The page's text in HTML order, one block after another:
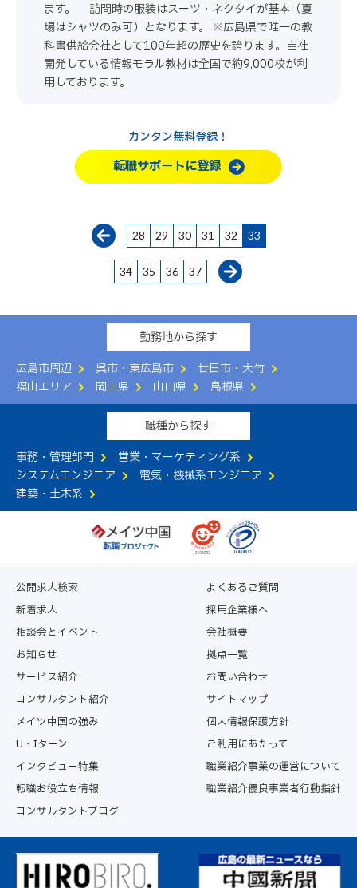
ます。 訪問時の服装はスーツ・ネクタイが基本（夏
場はシャツのみ可）となります。 ※広島県で唯一の教
科書供給会社として100年超の歴史を誇ります。自社
開発している情報モラル教材は全国で約9,000校が利
用しております。
カンタン無料登録！
転職サポートに登録
28 29 30 31 32 33
34 35 36 37
勤務地から探す
広島市周辺
呉市・東広島市
廿日市・大竹
福山エリア
岡山県 山口県 島根県
職種から探す
事務・管理部門
営業・マーケティング系
システムエンジニア
電気・機械系エンジニア
建築・土木系
公開求人検索
新着求人
相談会とイベント
お知らせ
サービス紹介
コンサルタント紹介
メイツ中国の強み
U・Iターン
インタビュー特集
転職お役立ち情報
コンサルタントブログ
よくあるご質問
採用企業様へ
会社概要
拠点一覧
お問い合わせ
サイトマップ
個人情報保護方針
ご利用にあたって
職業紹介事業の運営について
職業紹介優良事業者行動指針